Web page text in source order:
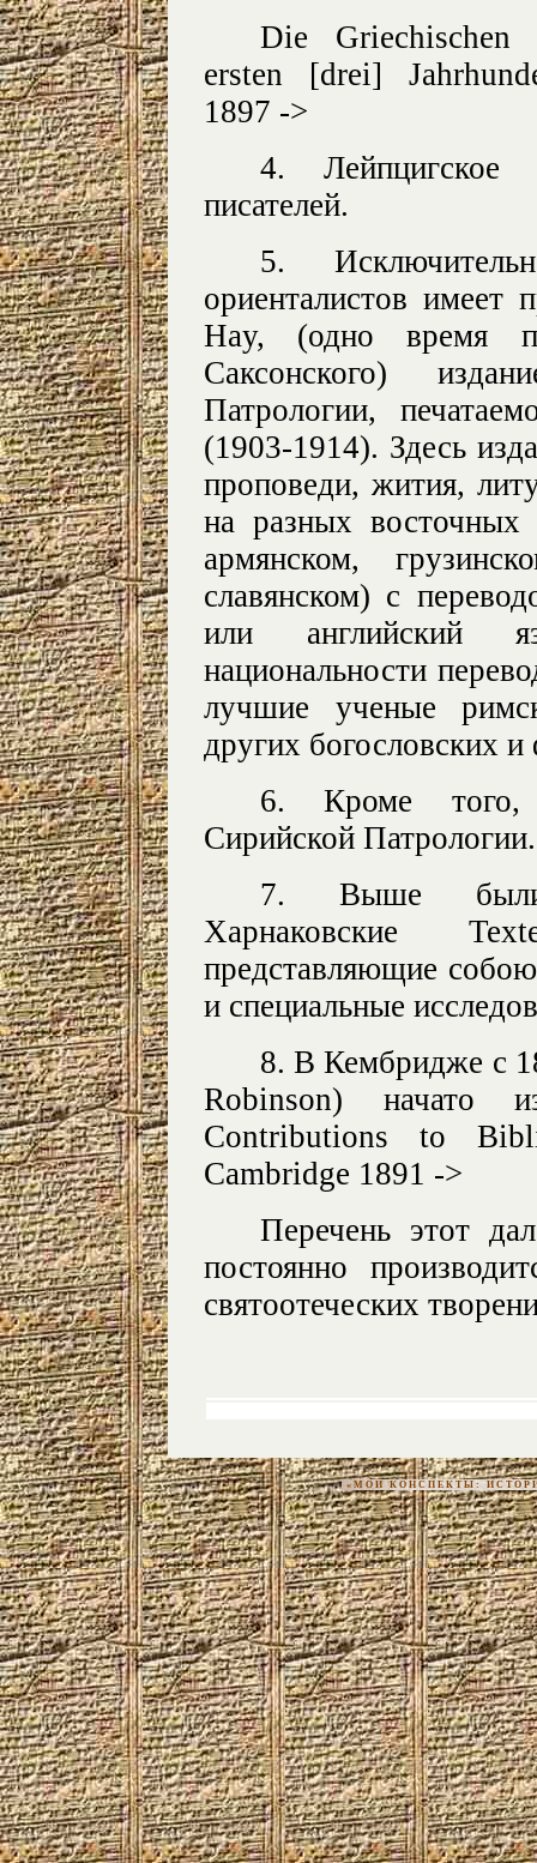
Die Griechischen
ersten [drei]
1897 ->
4. Лейпцигское
писателей.
5.
ориенталистов
Hay, (одно время
Саксонского)
Патрологии,
(1903-1914). Здесь
проповеди, жития,
на разных восточных
армянском,
славянском) с
или английский
национальности
лучшие ученые
других богословских
6. Кроме того,
Сирийской Патрологии.
7. Выше были
Харнаковские
представляющие
и специальные
8. В Кембридже с
Robinson) начато
Contributions to
Cambridge 1891 ->
Перечень этот
постоянно
святоотеческих
«МОИ КОНСПЕКТЫ: